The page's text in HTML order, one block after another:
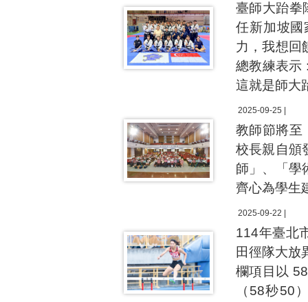
臺師大跆拳
任新加坡國
力，我想回
總教練表示
這就是師大
2025-09-25 |
教師節將至
校長親自頒
師」、「學
齊心為學生
2025-09-22 |
114年臺北
田徑隊大放
欄項目以
（58秒50